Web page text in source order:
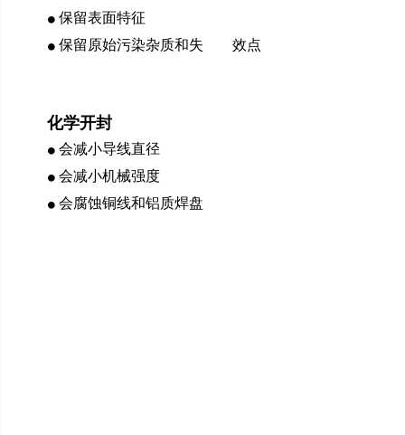
⚫保留表面特征
⚫保留原始污染杂质和失 效点
化学开封
⚫会减小导线直径
⚫会减小机械强度
⚫会腐蚀铜线和铝质焊盘